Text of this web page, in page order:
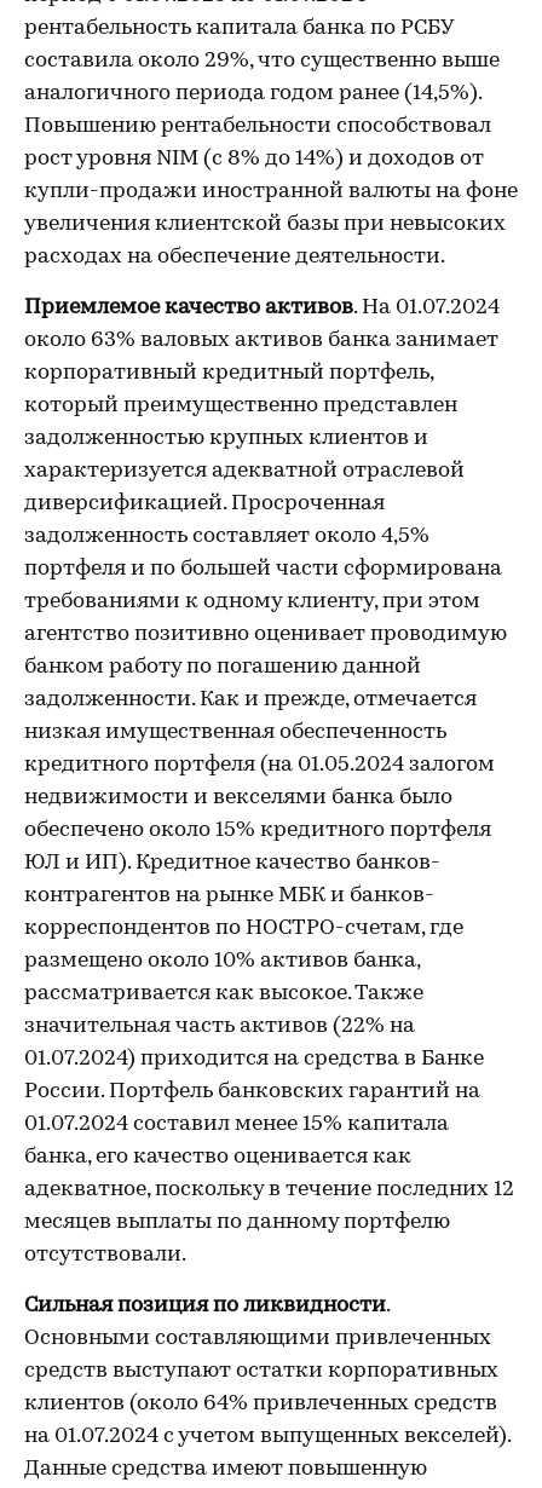
рентабельность капитала банка по РСБУ
составила около 29%, что существенно выше
аналогичного периода годом ранее (14,5%).
Повышению рентабельности способствовал
рост уровня NIM (с 8% до 14%) и доходов от
купли-продажи иностранной валюты на фоне
увеличения клиентской базы при невысоких
расходах на обеспечение деятельности.
Приемлемое качество активов. На 01.07.2024
около 63% валовых активов банка занимает
корпоративный кредитный портфель,
который преимущественно представлен
задолженностью крупных клиентов и
характеризуется адекватной отраслевой
диверсификацией. Просроченная
задолженность составляет около 4,5%
портфеля и по большей части сформирована
требованиями к одному клиенту, при этом
агентство позитивно оценивает проводимую
банком работу по погашению данной
задолженности. Как и прежде, отмечается
низкая имущественная обеспеченность
кредитного портфеля (на 01.05.2024 залогом
недвижимости и векселями банка было
обеспечено около 15% кредитного портфеля
ЮЛ и ИП). Кредитное качество банков-
контрагентов на рынке МБК и банков-
корреспондентов по НОСТРО-счетам, где
размещено около 10% активов банка,
рассматривается как высокое. Также
значительная часть активов (22% на
01.07.2024) приходится на средства в Банке
России. Портфель банковских гарантий на
01.07.2024 составил менее 15% капитала
банка, его качество оценивается как
адекватное, поскольку в течение последних 12
месяцев выплаты по данному портфелю
отсутствовали.
Сильная позиция по ликвидности.
Основными составляющими привлеченных
средств выступают остатки корпоративных
клиентов (около 64% привлеченных средств
на 01.07.2024 с учетом выпущенных векселей).
Данные средства имеют повышенную